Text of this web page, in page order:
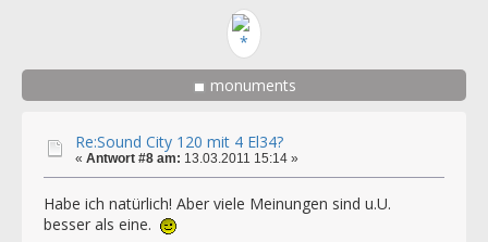
monuments
Re:Sound City 120 mit 4 El34?
« Antwort #8 am: 13.03.2011 15:14 »
Habe ich natürlich! Aber viele Meinungen sind u.U.
besser als eine.